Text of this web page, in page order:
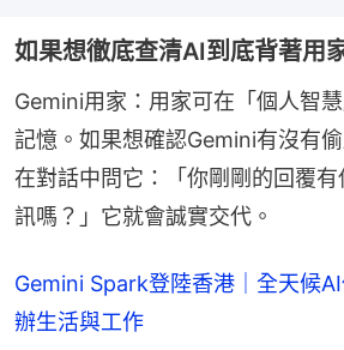
如果想徹底查清AI到底背著用
Gemini用家：用家可在「個人智
記憶。如果想確認Gemini有沒有
在對話中問它：「你剛剛的回覆
訊嗎？」它就會誠實交代。
Gemini Spark登陸香港｜全天候
辦生活與工作